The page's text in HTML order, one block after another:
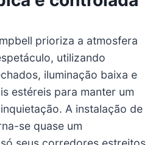
prioriza a atmosfera
utilizando
iluminação baixa e
estéreis para manter um
A instalação de
se quase um